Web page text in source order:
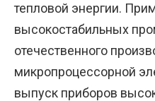
тепловой энергии.
высокостабильных
отечественного
микропроцессорной
выпуск приборов